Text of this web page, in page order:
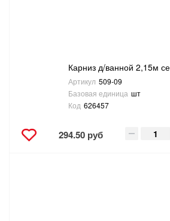
Карниз д/ванной 2,15м
Артикул 509-09
Базовая единица шт
Код 626457
294.50 руб